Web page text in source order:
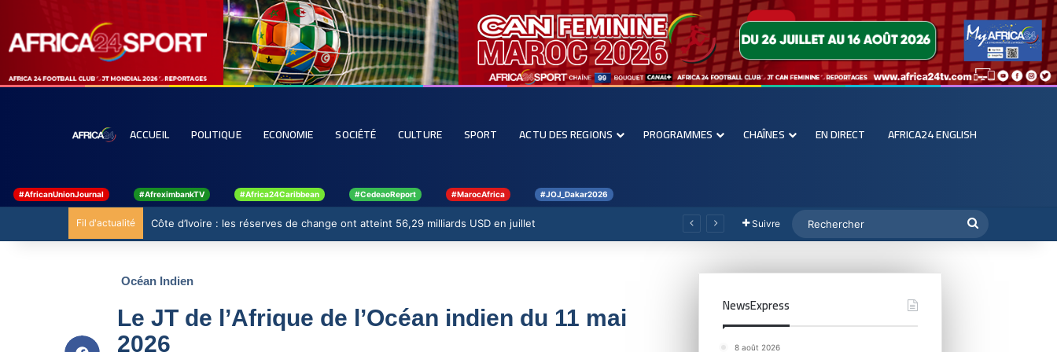
ACCUEIL POLITIQUE ECONOMIE SOCIÉTÉ CULTURE SPORT ACTU DES REGIONS PROGRAMMES CHAÎNES EN DIRECT AFRICA24 ENGLISH
#AfricanUnionJournal #AfreximbankTV #Africa24Caribbean #CedeaoReport #MarocAfrica #JOJ_Dakar2026
Fil d'actualité Côte d’Ivoire : les réserves de change ont atteint 56,29 milliards USD en juillet Suivre
Océan Indien
Le JT de l’Afrique de l’Océan indien du 11 mai
2026
NewsExpress
8 août 2026